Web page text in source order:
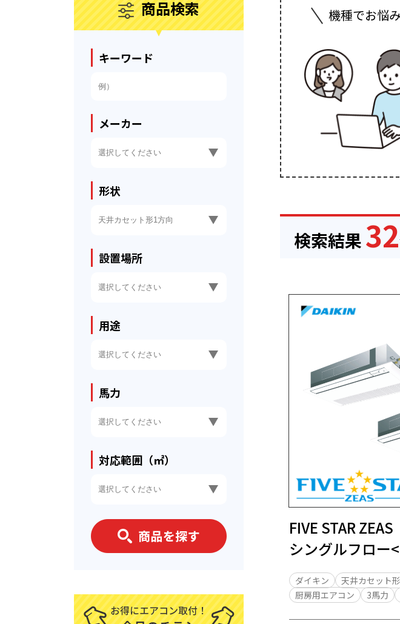
商品検索
キーワード
メーカー
形状
設置場所
用途
馬力
対応範囲（㎡）
機種でお悩
検索結果 32
FIVE STAR ZEAS
シングルフロー
井カセット形1
ダイキン 天井カセット
厨房用エアコン
3馬力